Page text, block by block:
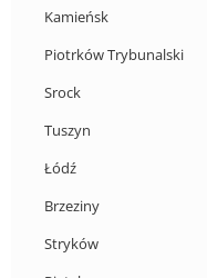
Kamieńsk
Piotrków Trybunalski
Srock
Tuszyn
Łódź
Brzeziny
Stryków